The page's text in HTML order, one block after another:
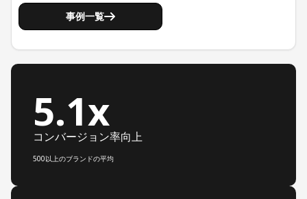
事例一覧
5.1x
コンバージョン率向上
500以上のブランドの平均